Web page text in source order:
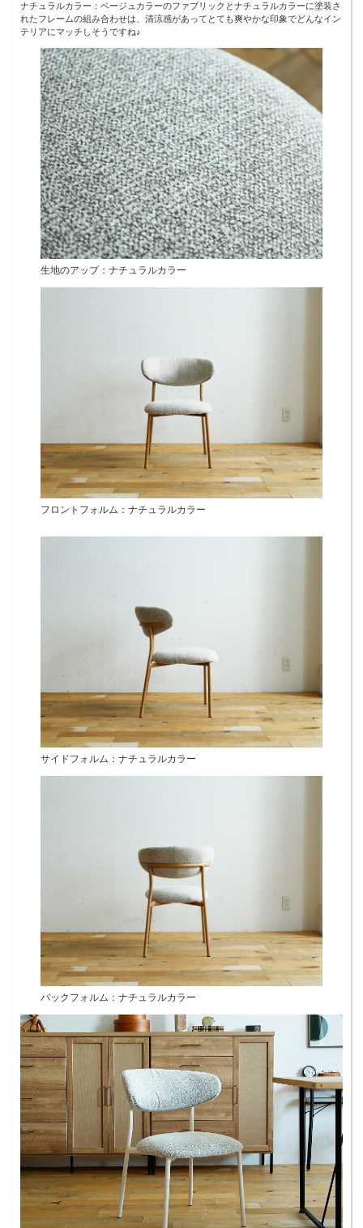
ナチュラルカラー：ベージュカラーのファブリックとナチュラルカラーに塗装さ
れたフレームの組み合わせは、清涼感があってとても爽やかな印象でどんなイン
テリアにマッチしそうですね♪
生地のアップ：ナチュラルカラー
フロントフォルム：ナチュラルカラー
サイドフォルム：ナチュラルカラー
バックフォルム：ナチュラルカラー